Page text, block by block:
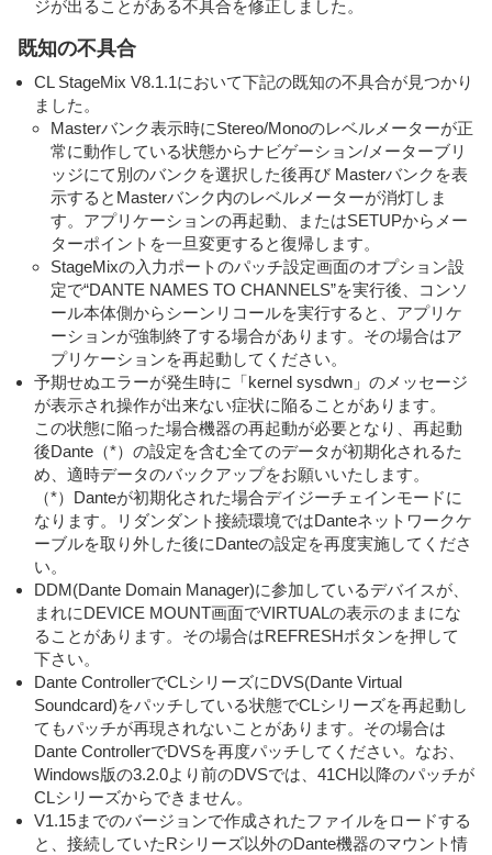
ジが出ることがある不具合を修正しました。
既知の不具合
CL StageMix V8.1.1において下記の既知の不具合が見つかり
ました。
Masterバンク表示時にStereo/Monoのレベルメーターが正
常に動作している状態からナビゲーション/メーターブリ
ッジにて別のバンクを選択した後再び Masterバンクを表
示するとMasterバンク内のレベルメーターが消灯しま
す。アプリケーションの再起動、またはSETUPからメー
ターポイントを一旦変更すると復帰します。
StageMixの入力ポートのパッチ設定画面のオプション設
定で“DANTE NAMES TO CHANNELS”を実行後、コンソ
ール本体側からシーンリコールを実行すると、アプリケ
ーションが強制終了する場合があります。その場合はア
プリケーションを再起動してください。
予期せぬエラーが発生時に「kernel sysdwn」のメッセージ
が表示され操作が出来ない症状に陥ることがあります。
この状態に陥った場合機器の再起動が必要となり、再起動
後Dante（*）の設定を含む全てのデータが初期化されるた
め、適時データのバックアップをお願いいたします。
（*）Danteが初期化された場合デイジーチェインモードに
なります。リダンダント接続環境ではDanteネットワークケ
ーブルを取り外した後にDanteの設定を再度実施してくださ
い。
DDM(Dante Domain Manager)に参加しているデバイスが、
まれにDEVICE MOUNT画面でVIRTUALの表示のままにな
ることがあります。その場合はREFRESHボタンを押して
下さい。
Dante ControllerでCLシリーズにDVS(Dante Virtual
Soundcard)をパッチしている状態でCLシリーズを再起動し
てもパッチが再現されないことがあります。その場合は
Dante ControllerでDVSを再度パッチしてください。なお、
Windows版の3.2.0より前のDVSでは、41CH以降のパッチが
CLシリーズからできません。
V1.15までのバージョンで作成されたファイルをロードする
と、接続していたRシリーズ以外のDante機器のマウント情